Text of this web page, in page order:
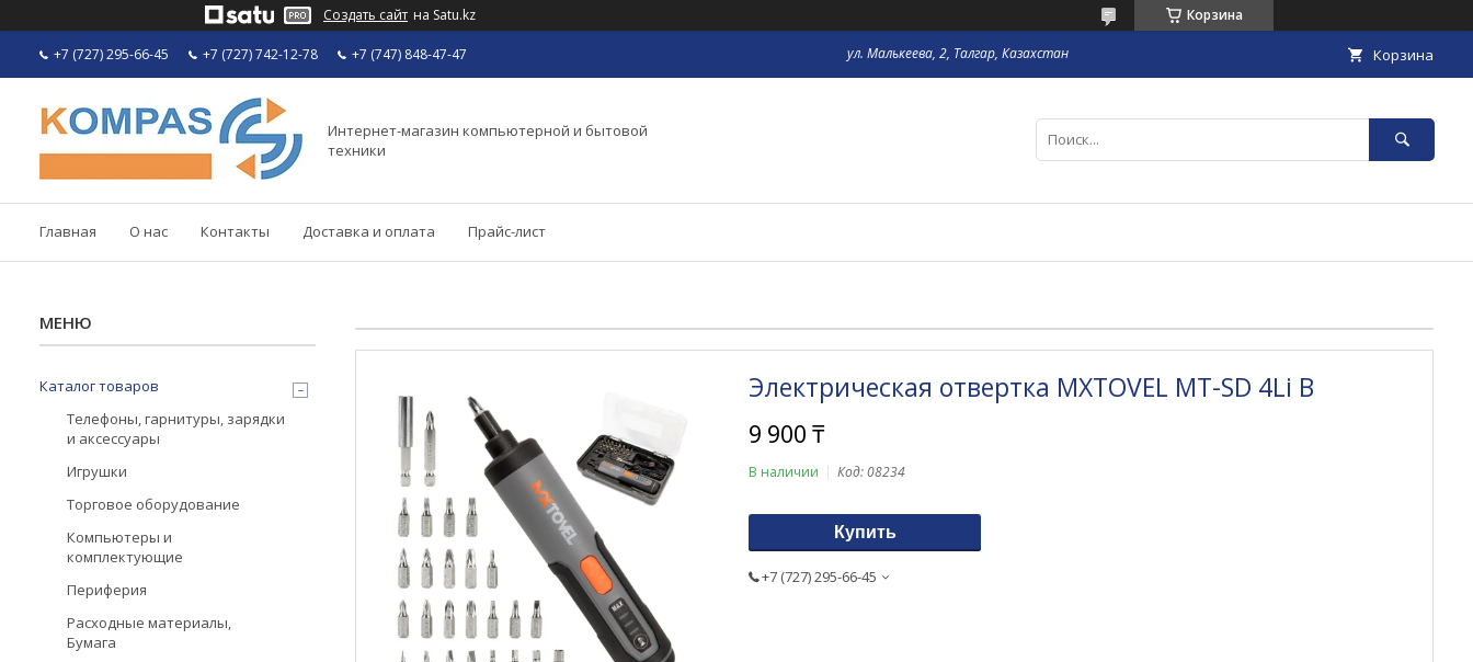
Создать сайт на Satu.kz Корзина
+7 (727) 295-66-45 +7 (727) 742-12-78 +7 (747) 848-47-47 ул. Малькеева, 2, Талгар, Казахстан Корзина
Интернет-магазин компьютерной и бытовой
техники
Главная О нас Контакты Доставка и оплата Прайс-лист
Электрическая отвертка MXTOVEL MT-SD 4Li B
9 900 ₸
В наличии Код:08234
Купить
+7 (727) 295-66-45
Каталог товаров
Телефоны, гарнитуры, зарядки
и аксессуары
Игрушки
Торговое оборудование
Компьютеры и
комплектующие
Периферия
Расходные материалы,
Бумага